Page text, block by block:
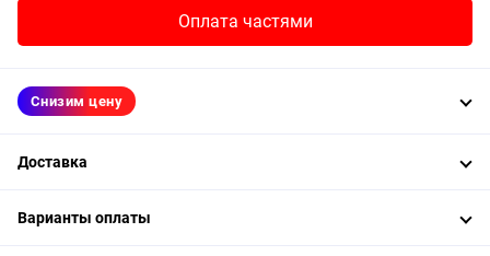
Оплата частями
Снизим цену
Доставка
Варианты оплаты